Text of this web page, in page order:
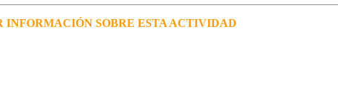
SOBRE ESTA ACTIVIDAD